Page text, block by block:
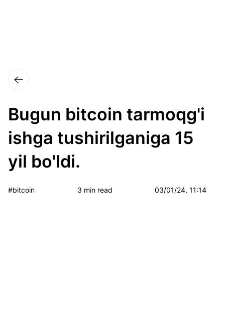
Bugun bitcoin tarmoqg'i
ishga tushirilganiga 15
yil bo'ldi.
#bitcoin 3 min read 03/01/24, 11:14